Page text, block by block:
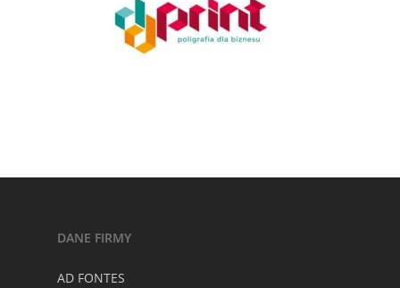
DANE FIRMY
AD FONTES